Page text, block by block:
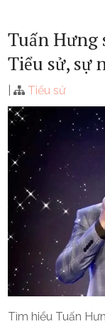
Tuấn Hưng
Tiểu sử, sự
| Tiểu sử
Tìm hiểu Tuấn